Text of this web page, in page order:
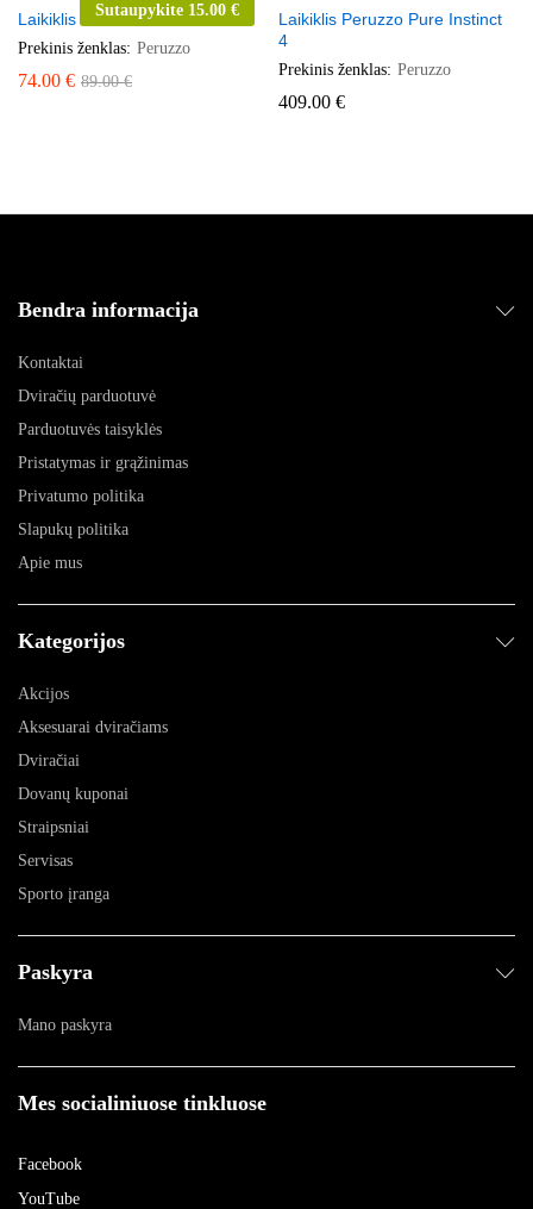
Sutaupykite 15.00 €
Laikiklis Peruzzo Verona 3
Prekinis ženklas: Peruzzo
74.00 € 89.00€
Laikiklis Peruzzo Pure Instinct
4
Prekinis ženklas: Peruzzo
409.00 €
Bendra informacija
Kontaktai
Dviračių parduotuvė
Parduotuvės taisyklės
Pristatymas ir grąžinimas
Privatumo politika
Slapukų politika
Apie mus
Kategorijos
Akcijos
Aksesuarai dviračiams
Dviračiai
Dovanų kuponai
Straipsniai
Servisas
Sporto įranga
Paskyra
Mano paskyra
Mes socialiniuose tinkluose
Facebook
YouTube